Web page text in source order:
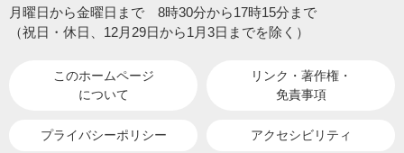
月曜日から金曜日まで 8時30分から17時15分まで
（祝日・休日、12月29日から1月3日までを除く）
このホームページ
について
リンク・著作権・
免責事項
プライバシーポリシー アクセシビリティ